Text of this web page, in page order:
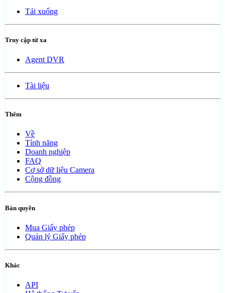
Tải xuống
Truy cập từ xa
Agent DVR
Tài liệu
Thêm
Về
Tính năng
Doanh nghiệp
FAQ
Cơ sở dữ liệu Camera
Cộng đồng
Bản quyền
Mua Giấy phép
Quản lý Giấy phép
Khác
API